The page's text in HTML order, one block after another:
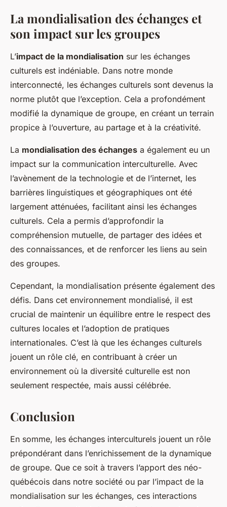
La mondialisation des échanges et
son impact sur les groupes
L’impact de la mondialisation sur les échanges
culturels est indéniable. Dans notre monde
interconnecté, les échanges culturels sont devenus la
norme plutôt que l’exception. Cela a profondément
modifié la dynamique de groupe, en créant un terrain
propice à l’ouverture, au partage et à la créativité.
La mondialisation des échanges a également eu un
impact sur la communication interculturelle. Avec
l’avènement de la technologie et de l’internet, les
barrières linguistiques et géographiques ont été
largement atténuées, facilitant ainsi les échanges
culturels. Cela a permis d’approfondir la
compréhension mutuelle, de partager des idées et
des connaissances, et de renforcer les liens au sein
des groupes.
Cependant, la mondialisation présente également des
défis. Dans cet environnement mondialisé, il est
crucial de maintenir un équilibre entre le respect des
cultures locales et l’adoption de pratiques
internationales. C’est là que les échanges culturels
jouent un rôle clé, en contribuant à créer un
environnement où la diversité culturelle est non
seulement respectée, mais aussi célébrée.
Conclusion
En somme, les échanges interculturels jouent un rôle
prépondérant dans l’enrichissement de la dynamique
de groupe. Que ce soit à travers l’apport des néo-
québécois dans notre société ou par l’impact de la
mondialisation sur les échanges, ces interactions